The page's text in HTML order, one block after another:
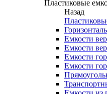
Пластиковые
Назад
Емкости
Емкости
Емкости
Емкости